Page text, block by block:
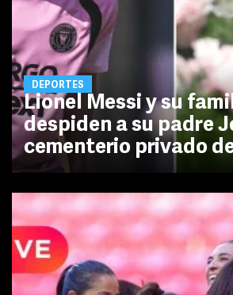
DEPORTES
Lionel Messi y su
despiden a su padre
cementerio privado